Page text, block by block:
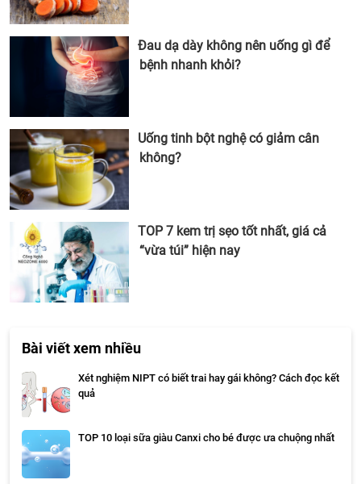
Đau dạ dày không nên uống gì để
bệnh nhanh khỏi?
Uống tinh bột nghệ có giảm cân
không?
TOP 7 kem trị sẹo tốt nhất, giá cả
“vừa túi” hiện nay
Bài viết xem nhiều
Xét nghiệm NIPT có biết trai hay gái không? Cách đọc kết
quả
TOP 10 loại sữa giàu Canxi cho bé được ưa chuộng nhất